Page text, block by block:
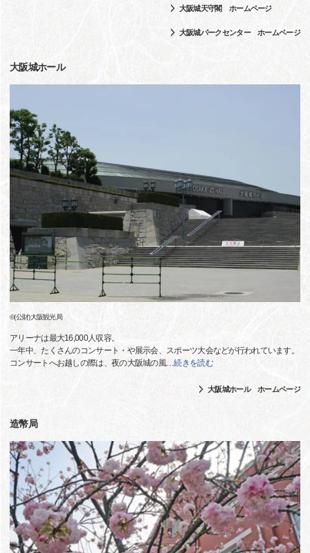
大阪城天守閣 ホームページ
大阪城パークセンター ホームページ
大阪城ホール
©(公財)大阪観光局
アリーナは最大16,000人収容。
一年中、たくさんのコンサート・や展示会、スポーツ大会などが行われています。
コンサートへお越しの際は、夜の大阪城の風…続きを読む
大阪城ホール ホームページ
造幣局